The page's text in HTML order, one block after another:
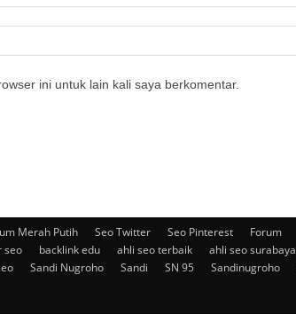
ini untuk lain kali saya berkomentar.
Merah Putih Seo Twitter Seo Pinterest Forum
seo backlink edu ahli seo terbaik ahli seo surabaya
Sandi Nugroho Sandi SN 95 Sandinugroho